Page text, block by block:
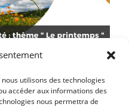
utilisons des technologies
accéder aux informations des
nous permettra de